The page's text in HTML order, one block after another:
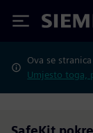
Siemens
Ova se
Umjesto toga,